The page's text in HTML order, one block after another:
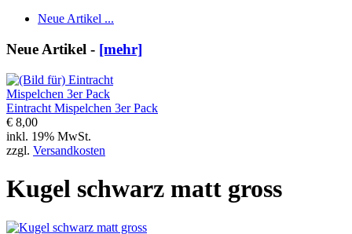
Neue Artikel ...
Neue Artikel - [mehr]
Eintracht Mispelchen 3er Pack
€ 8,00
inkl. 19% MwSt.
zzgl. Versandkosten
Kugel schwarz matt gross